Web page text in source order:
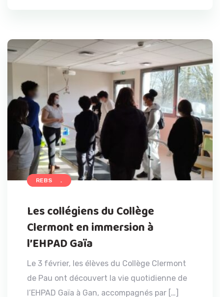
ACCUEIL
REBS
Les collégiens du Collège
Clermont en immersion à
l’EHPAD Gaïa
Le 3 février, les élèves du Collège Clermont
de Pau ont découvert la vie quotidienne de
l’EHPAD Gaïa à Gan, accompagnés par […]